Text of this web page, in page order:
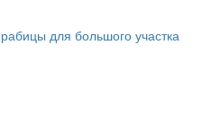
для большого участка